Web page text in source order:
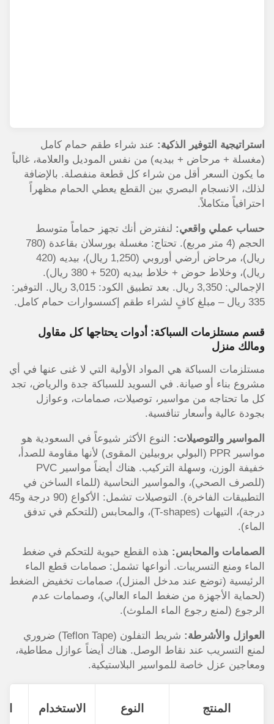
استراتيجية التوفير الذكية: عند شراء طقم حمام كامل
(مغسلة + مرحاض + بيديه) من نفس الموديل والعلامة، غالباً
ما يكون السعر أقل من شراء كل قطعة منفصلة. بالإضافة
لذلك، الانسجام البصري بين القطع يعطي الحمام مظهراً
احترافياً متكاملاً.
حساب عملي واقعي: لنفترض أنك تجهز حماماً متوسط
الحجم (4 متر مربع). تحتاج: مغسلة بورسلان بقاعدة (780
ريال)، مرحاض أرضي أوروبي (1,250 ريال)، بيديه (420
ريال)، وخلاط حوض + خلاط بيديه (520 + 380 ريال).
الإجمالي: 3,350 ريال. بعد تطبيق الكود: 3,015 ريال. التوفير:
335 ريال – مبلغ كافٍ لشراء طقم إكسسوارات حمام كامل.
قسم مستلزمات السباكة: أدوات يحتاجها كل مقاول
ومالك منزل
مستلزمات السباكة هي المواد الأولية التي لا غنى عنها في أي
مشروع بناء أو صيانة. في السويد للسباكة جدة والرياض، تجد
كل ما تحتاجه من مواسير، توصيلات، صمامات، وعوازل
بجودة عالية وأسعار تنافسية.
المواسير والتوصيلات: النوع الأكثر شيوعاً في السعودية هو
مواسير PPR (البولي بروبيلين المقوى) لأنها مقاومة للصدأ،
خفيفة الوزن، وسهلة التركيب. هناك أيضاً مواسير PVC
(للصرف الصحي)، والمواسير النحاسية (للماء الساخن في
التطبيقات الفاخرة). التوصيلات تشمل: الأكواع (90 درجة و45
درجة)، التيهات (T-shapes)، والمحابس (للتحكم في تدفق
الماء).
الصمامات والمحابس: هذه القطع حيوية للتحكم في ضغط
الماء ومنع التسريبات. أنواعها تشمل: صمامات قطع الماء
الرئيسية (توضع عند مدخل المنزل)، صمامات تخفيض الضغط
(لحماية الأجهزة من ضغط الماء العالي)، وصمامات عدم
الرجوع (لمنع رجوع الماء الملوث).
العوازل والأشرطة:
شريط التفلون (Teflon Tape) ضروري
لمنع التسريب عند نقاط الوصل. هناك أيضاً عوازل مطاطية،
ومعاجين عزل خاصة للمواسير البلاستيكية.
المنتج النوع الاستخدام